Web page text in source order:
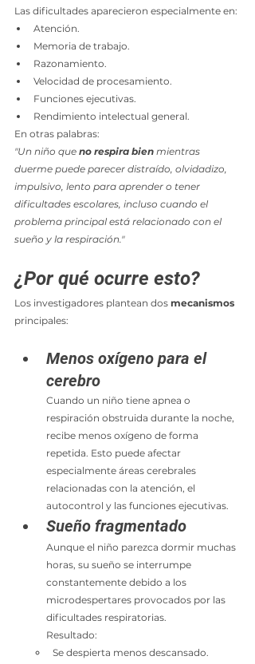
Las dificultades aparecieron especialmente en:
Atención.
Memoria de trabajo.
Razonamiento.
Velocidad de procesamiento.
Funciones ejecutivas.
Rendimiento intelectual general.
En otras palabras:
"Un niño que no respira bien mientras
duerme puede parecer distraído, olvidadizo,
impulsivo, lento para aprender o tener
dificultades escolares, incluso cuando el
problema principal está relacionado con el
sueño y la respiración."
¿Por qué ocurre esto?
Los investigadores plantean dos mecanismos
principales:
Menos oxígeno para el
cerebro
Cuando un niño tiene apnea o
respiración obstruida durante la noche,
recibe menos oxígeno de forma
repetida. Esto puede afectar
especialmente áreas cerebrales
relacionadas con la atención, el
autocontrol y las funciones ejecutivas.
Sueño fragmentado
Aunque el niño parezca dormir muchas
horas, su sueño se interrumpe
constantemente debido a los
microdespertares provocados por las
dificultades respiratorias.
Resultado:
Se despierta menos descansado.